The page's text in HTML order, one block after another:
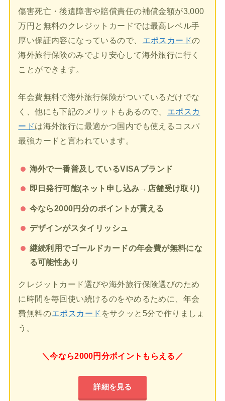
傷害死亡・後遺障害や賠償責任の補償金額が3,000
万円と無料のクレジットカードでは最高レベル手
厚い保証内容になっているので、
エポスカードの
海外旅行保険のみでより安心して海外旅行に行く
ことができます。
年会費無料で海外旅行保険がついているだけでな
く、他にも下記のメリットもあるので、
エポスカ
ードは海外旅行に最適かつ国内でも使えるコスパ
最強カードと言われています。
海外で一番普及しているVISAブランド
即日発行可能(ネット申し込み→店舗受け取り)
今なら2000円分のポイントが貰える
デザインがスタイリッシュ
継続利用でゴールドカードの年会費が無料にな
る可能性あり
クレジットカード選びや海外旅行保険選びのため
に時間を毎回使い続けるのをやめるために、年会
費無料のエポスカード をサクッと5分で作りましょ
う。
＼今なら2000円分ポイントもらえる／
詳細を見る